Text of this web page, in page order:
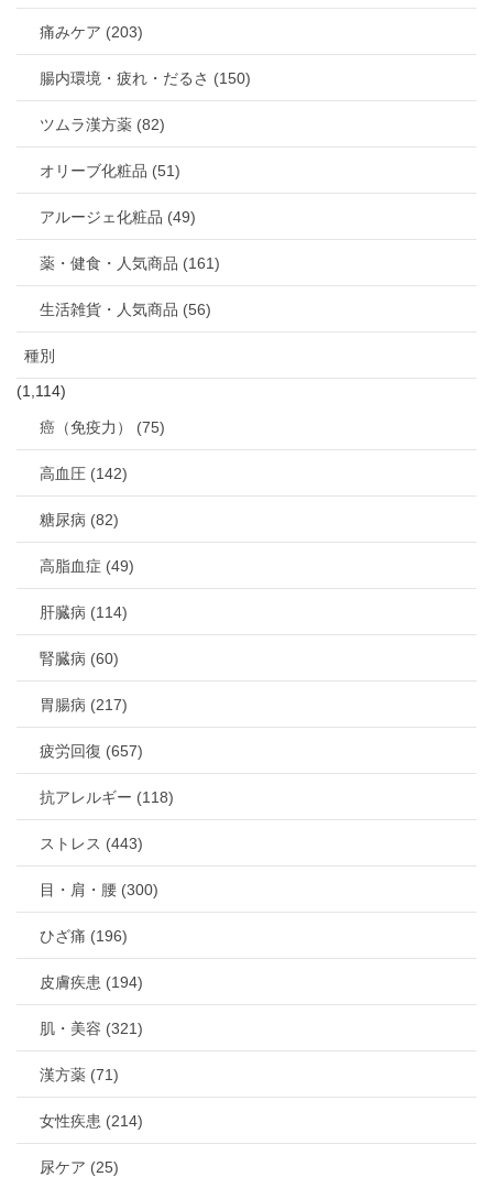
痛みケア (203)
腸内環境・疲れ・だるさ (150)
ツムラ漢方薬 (82)
オリーブ化粧品 (51)
アルージェ化粧品 (49)
薬・健食・人気商品 (161)
生活雑貨・人気商品 (56)
種別
(1,114)
癌（免疫力） (75)
高血圧 (142)
糖尿病 (82)
高脂血症 (49)
肝臓病 (114)
腎臓病 (60)
胃腸病 (217)
疲労回復 (657)
抗アレルギー (118)
ストレス (443)
目・肩・腰 (300)
ひざ痛 (196)
皮膚疾患 (194)
肌・美容 (321)
漢方薬 (71)
女性疾患 (214)
尿ケア (25)